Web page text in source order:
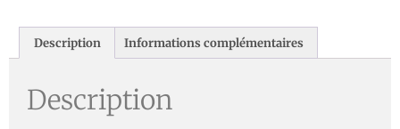
Description Informations complémentaires
Description